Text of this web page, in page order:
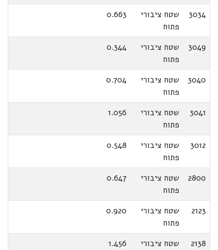
3034
שטח ציבורי
פתוח
0.663
3049
שטח ציבורי
פתוח
0.344
3040
שטח ציבורי
פתוח
0.704
3041
שטח ציבורי
פתוח
1.056
3012
שטח ציבורי
פתוח
0.548
2800
שטח ציבורי
פתוח
0.647
2123
שטח ציבורי
פתוח
0.920
2138 שטח ציבורי 1.456